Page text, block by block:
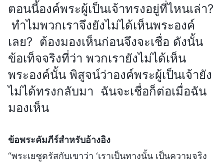
ตอนนี้องค์พระผู้เป็นเจ้าทรงอยู่ที่ไหนเล่า?
ทำไมพวกเราจึงยังไม่ได้เห็นพระองค์
เลย? ต้องมองเห็นก่อนจึงจะเชื่อ ดังนั้น
ข้อเท็จจริงที่ว่า พวกเรายังไม่ได้เห็น
พระองค์นั้น พิสูจน์ว่าองค์พระผู้เป็นเจ้ายัง
ไม่ได้ทรงกลับมา ฉันจะเชื่อก็ต่อเมื่อฉัน
มองเห็น
ข้อพระคัมภีร์สำหรับอ้างอิง
“พระเยซูตรัสกับเขาว่า ‘เราเป็นทางนั้น เป็นความจริง